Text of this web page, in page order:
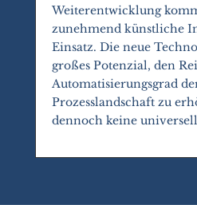
Weiterentwicklung
zunehmend künstliche
Einsatz. Die neue
großes Potenzial, den
Automatisierungsgrad
Prozesslandschaft zu
dennoch keine